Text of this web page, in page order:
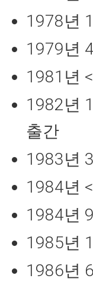
1978년
1979년
1981년
1982년
출간
1983년
1984년
1984년
1985년
1986년